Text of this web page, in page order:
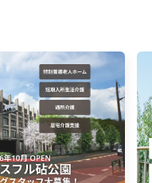
ビス / 事業所 複数
い
通いや
法人沿革
サンサン研修センター